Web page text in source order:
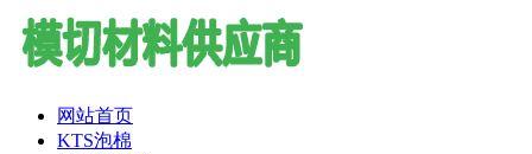
网站首页
KTS泡棉